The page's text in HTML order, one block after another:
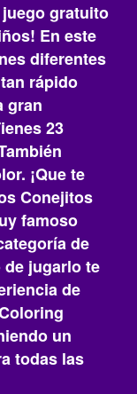
gratuito
En este
diferentes
rápido
gran
23
¡Que te
Conejitos
famoso
de
de jugarlo te
de
un
todas las